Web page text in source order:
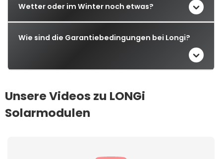
Wetter oder im Winter noch etwas?
Wie sind die Garantiebedingungen bei Longi?
Unsere Videos zu LONGi
Solarmodulen